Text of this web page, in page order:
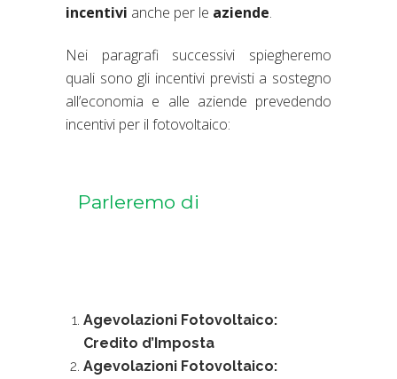
incentivi anche per le aziende.
Nei paragrafi successivi spiegheremo
quali sono gli incentivi previsti a sostegno
all’economia e alle aziende prevedendo
incentivi per il fotovoltaico:
Parleremo di
Agevolazioni Fotovoltaico:
Credito d’Imposta
Agevolazioni Fotovoltaico: